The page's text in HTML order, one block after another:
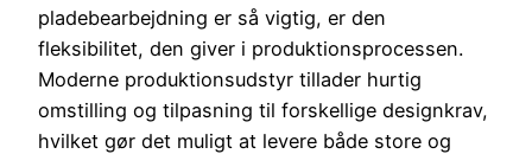
pladebearbejdning er så vigtig, er den
fleksibilitet, den giver i produktionsprocessen.
Moderne produktionsudstyr tillader hurtig
omstilling og tilpasning til forskellige designkrav,
hvilket gør det muligt at levere både store og